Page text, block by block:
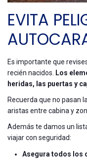
EVITA
Es importante que
recién nacidos.
Los
heridas, las puertas y
Recuerda que no pasan
aristas entre cabina y
Además te damos un
viajar con seguridad:
Asegura todos los